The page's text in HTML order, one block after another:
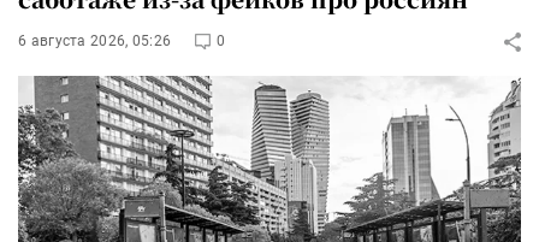
6 августа 2026, 05:26 0